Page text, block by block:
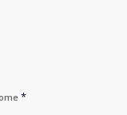
*